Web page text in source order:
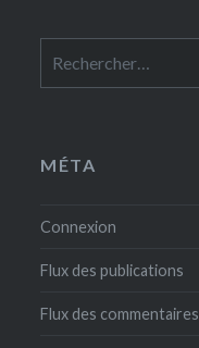
MÉTA
Connexion
Flux des publications
Flux des commentaires